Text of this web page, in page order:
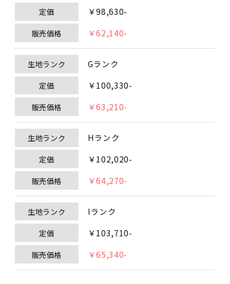
定価 ￥98,630-
販売価格 ￥62,140-
生地ランク Gランク
定価 ￥100,330-
販売価格 ￥63,210-
生地ランク Hランク
定価 ￥102,020-
販売価格 ￥64,270-
生地ランク Iランク
定価 ￥103,710-
販売価格 ￥65,340-